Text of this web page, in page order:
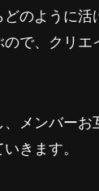
のように活
で、クリエ
メンバーお
きます。